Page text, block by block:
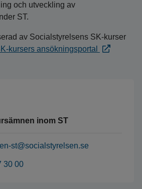
och utveckling av
ST.
av Socialstyrelsens SK-kurser
kursers ansökningsportal
inom ST
st@socialstyrelsen.se
30 00